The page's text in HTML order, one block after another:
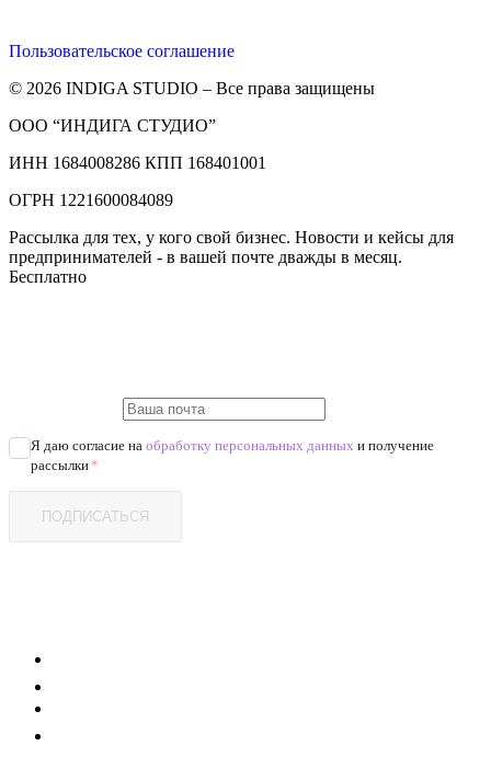
Пользовательское соглашение
© 2026 INDIGA STUDIO – Все права защищены
ООО “ИНДИГА СТУДИО”
ИНН 1684008286 КПП 168401001
ОГРН 1221600084089
Рассылка для тех, у кого свой бизнес. Новости и кейсы для
предпринимателей - в вашей почте дважды в месяц.
Бесплатно
Я даю согласие на обработку персональных данных и получение
рассылки*
ПОДПИСАТЬСЯ